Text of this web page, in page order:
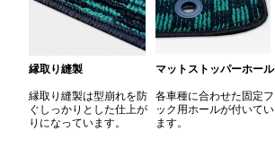
縁取り縫製
縁取り縫製は型崩れを防
ぐしっかりとした仕上が
りになっています。
マットストッパーホール
各車種に合わせた固定フ
ック用ホールが付いてい
ます。